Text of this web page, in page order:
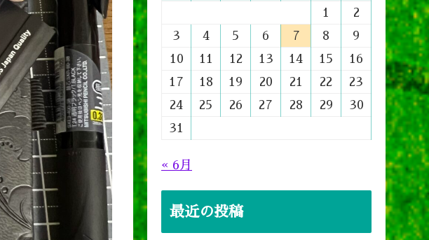
1
2
3
4 5 6 7 8
9
10
11 12 13 14 15
16
17
18 19 20 21 22
23
24
25 26 27 28 29
30
31
« 6月
最近の投稿